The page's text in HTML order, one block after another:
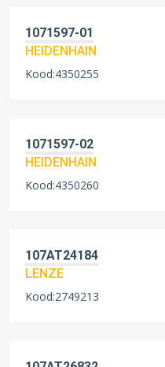
1071597-01
HEIDENHAIN
Kood:4350255
1071597-02
HEIDENHAIN
Kood:4350260
107AT24184
LENZE
Kood:2749213